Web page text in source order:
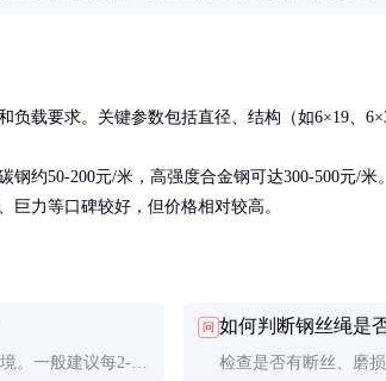
负载要求。关键参数包括直径、结构（如6×19、
钢约50-200元/米，高强度合金钢可达300-500元/
巨力等口碑较好，但价格相对较高。
。一般建议每2-3
问 如何判断钢丝绳是
检查是否有断丝、磨